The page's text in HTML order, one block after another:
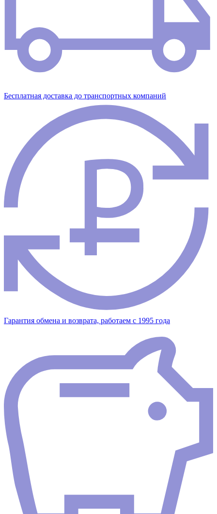
Бесплатная доставка до транспортных компаний
Гарантия обмена и возврата, работаем с 1995 года